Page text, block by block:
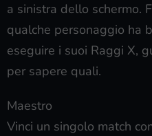
a sinistra dello schermo.
qualche personaggio ha
eseguire i suoi Raggi X,
per sapere quali.
Maestro
Vinci un singolo match